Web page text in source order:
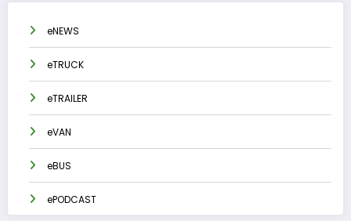
eNEWS
eTRUCK
eTRAILER
eVAN
eBUS
ePODCAST